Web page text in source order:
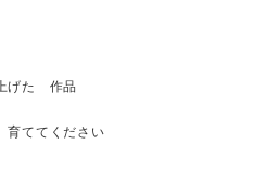
げた 作品
ててください